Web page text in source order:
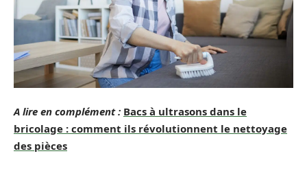
A lire en complément : Bacs à ultrasons dans le
bricolage : comment ils révolutionnent le nettoyage
des pièces